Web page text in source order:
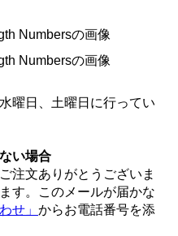
曜日、土曜日に行ってい
い場合
注文ありがとうございま
す。このメールが届かな
せ」 からお電話番号を添